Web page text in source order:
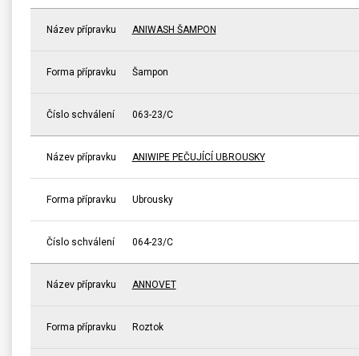
Název přípravku ANIWASH ŠAMPON
Forma přípravku Šampon
Číslo schválení 063-23/C
Název přípravku ANIWIPE PEČUJÍCÍ UBROUSKY
Forma přípravku Ubrousky
Číslo schválení 064-23/C
Název přípravku ANNOVET
Forma přípravku Roztok